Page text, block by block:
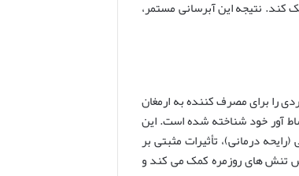
کند. نتیجه این آبرسانی مستمر،
را برای مصرف کننده به ارمغان
آور خود شناخته شده است. این
درمانی)، تأثیرات مثبتی بر
تنش های روزمره کمک می کند و